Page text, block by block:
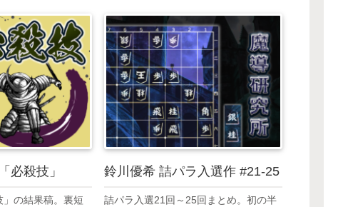
必殺技」
の結果稿。裏短
鈴川優希 詰パラ入選作 #21-25
詰パラ入選21回～25回まとめ。初の半